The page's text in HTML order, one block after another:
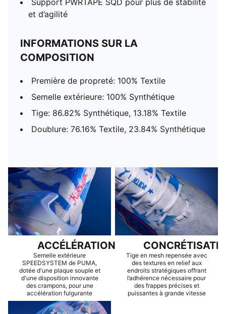
Support PWRTAPE SQD pour plus de stabilité
et d’agilité
INFORMATIONS SUR LA
COMPOSITION
Première de propreté: 100% Textile
Semelle extérieure: 100% Synthétique
Tige: 86.82% Synthétique, 13.18% Textile
Doublure: 76.16% Textile, 23.84% Synthétique
ACCÉLÉRATION
Semelle extérieure
SPEEDSYSTEM de PUMA,
dotée d'une plaque souple et
d'une disposition innovante
des crampons, pour une
accélération fulgurante
Tige en mesh repensée avec
des textures en relief aux
endroits stratégiques offrant
l’adhérence nécessaire pour
des frappes précises et
puissantes à grande vitesse